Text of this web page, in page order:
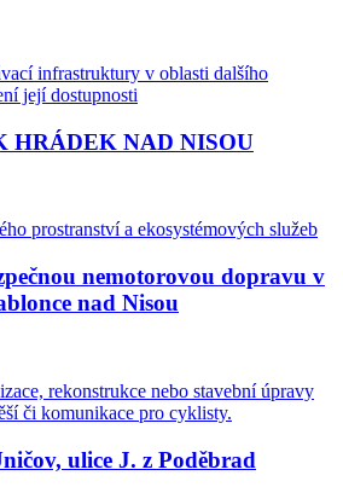
infrastruktury v oblasti dalšího
její dostupnosti
HRÁDEK NAD NISOU
prostranství a ekosystémových služeb
nemotorovou dopravu v
nad Nisou
rekonstrukce nebo stavební úpravy
či komunikace pro cyklisty.
ulice J. z Poděbrad